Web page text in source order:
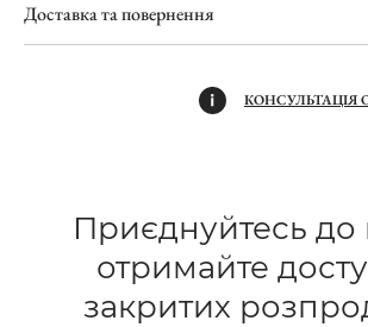
Доставка та повернення
КОНСУЛЬТАЦІЯ
Приєднуйтесь до
отримайте
закритих